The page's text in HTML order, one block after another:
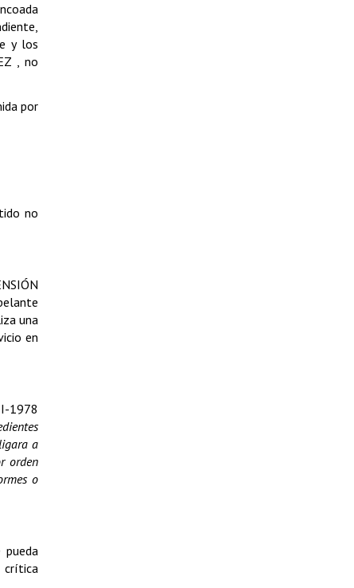
y los
, no
por
no
una
en
1978
a
orden
o
crítica